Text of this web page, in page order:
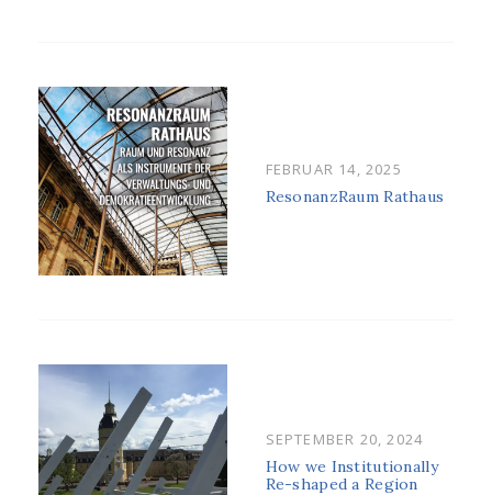
POSTED
ON
FEBRUAR 14, 2025
ResonanzRaum Rathaus
POSTED
ON
SEPTEMBER 20, 2024
How we Institutionally
Re-shaped a Region